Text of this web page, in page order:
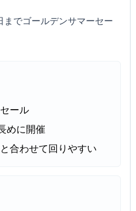
までゴールデンサマーセー
ール
めに開催
合わせて回りやすい